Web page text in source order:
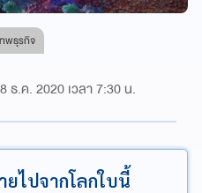
พธุรกิจ
ธ.ค. 2020 เวลา 7:30 น.
ยไปจากโลกใบนี้